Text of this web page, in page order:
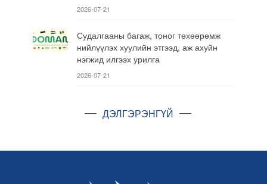
2026-07-21
Судалгааны багаж, тоног төхөөрөмж
нийлүүлэх хуулийн этгээд, аж ахуйн
нэгжид илгээх урилга
2026-07-21
ДЭЛГЭРЭНГҮЙ